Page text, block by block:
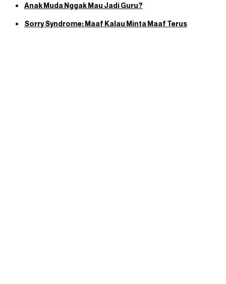
Anak Muda Nggak Mau Jadi Guru?
Sorry Syndrome: Maaf Kalau Minta Maaf Terus